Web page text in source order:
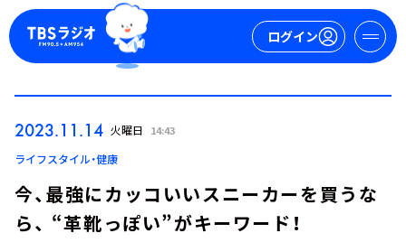
ログイン
ログイン
2023.11.14 火曜日 14:43
ライフスタイル・健康
今、最強にカッコいいスニーカーを買うな
ら、 “革靴っぽい”がキーワード！